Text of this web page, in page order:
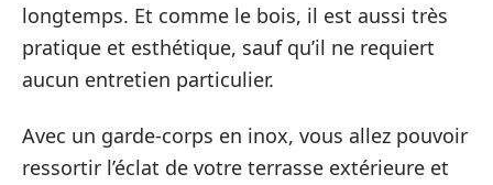
longtemps. Et comme le bois, il est aussi très
pratique et esthétique, sauf qu’il ne requiert
aucun entretien particulier.
Avec un garde-corps en inox, vous allez pouvoir
ressortir l’éclat de votre terrasse extérieure et